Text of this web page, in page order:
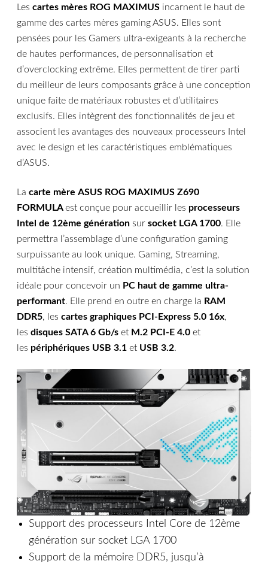
Lescartes mères ROG MAXIMUS incarnent le haut de
gamme des cartes mères gaming ASUS. Elles sont
pensées pour les Gamers ultra-exigeants à la recherche
de hautes performances, de personnalisation et
d’overclocking extrême. Elles permettent de tirer parti
du meilleur de leurs composants grâce à une conception
unique faite de matériaux robustes et d’utilitaires
exclusifs. Elles intègrent des fonctionnalités de jeu et
associent les avantages des nouveaux processeurs Intel
avec le design et les caractéristiques emblématiques
d’ASUS.
Lacarte mère ASUS ROG MAXIMUS Z690
FORMULA est conçue pour accueillir les processeurs
Intel de 12ème génération sur socket LGA 1700. Elle
permettra l’assemblage d’une configuration gaming
surpuissante au look unique. Gaming, Streaming,
multitâche intensif, création multimédia, c’est la solution
idéale pour concevoir un PC haut de gamme ultra-
performant. Elle prend en outre en charge la RAM
DDR5, lescartes graphiques PCI-Express 5.0 16x,
lesdisques SATA 6 Gb/s et M.2 PCI-E 4.0et
les périphériques USB 3.1et USB 3.2.
Support des processeurs Intel Core de 12ème
génération sur socket LGA 1700
Support de la mémoire DDR5, jusqu’à